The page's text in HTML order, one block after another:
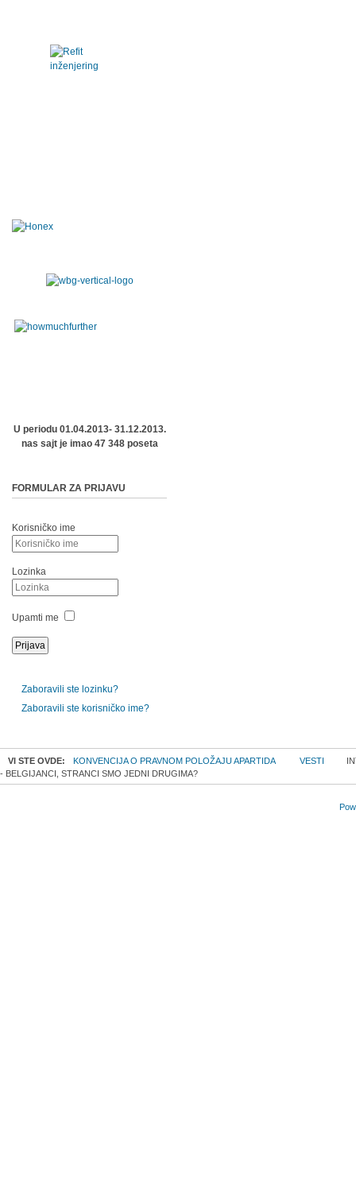
U periodu 01.04.2013- 31.12.2013.
nas sajt je imao 47 348 poseta
FORMULAR ZA PRIJAVU
Korisničko ime
Lozinka
Upamti me
Zaboravili ste lozinku?
Zaboravili ste korisničko ime?
VI STE OVDE: KONVENCIJA O PRAVNOM POLOŽAJU APARTIDA VESTI
- BELGIJANCI, STRANCI SMO JEDNI DRUGIMA?